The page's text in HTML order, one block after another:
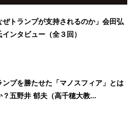
ぜトランプが支持されるのか」会田弘
インタビュー（全３回）
ンプを勝たせた「マノスフィア」とは
？五野井 郁夫（高千穂大教...